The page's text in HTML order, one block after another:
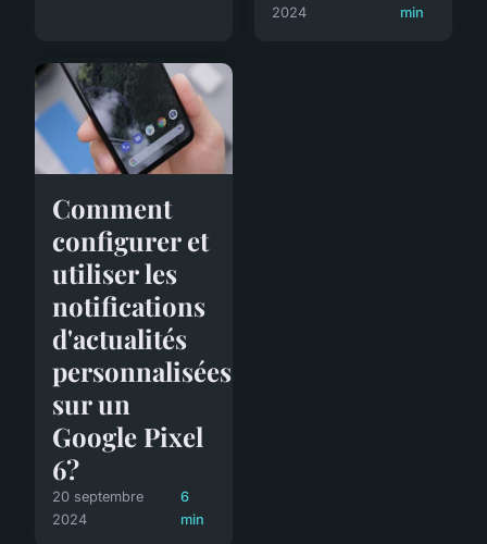
2024
min
Comment
configurer et
utiliser les
notifications
d'actualités
personnalisées
sur un
Google Pixel
6?
20 septembre
2024
6
min